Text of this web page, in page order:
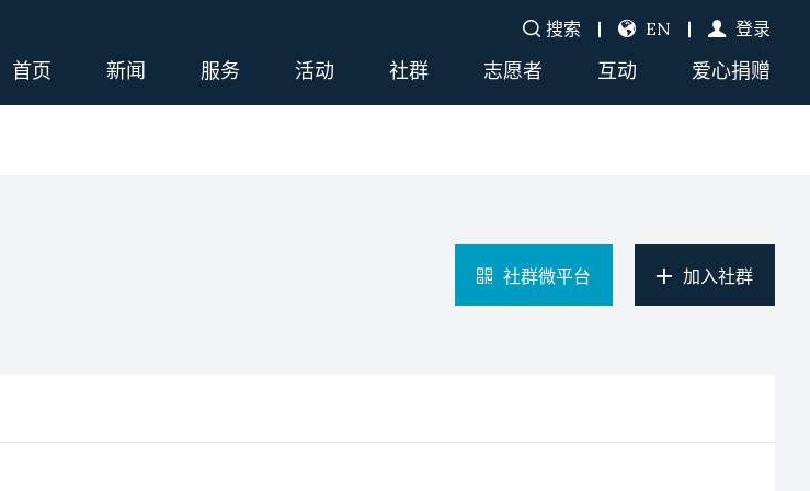
搜索 EN 登录
首页 新闻 服务 活动 社群 志愿者 互动 爱心捐赠
社群微平台 加入社群